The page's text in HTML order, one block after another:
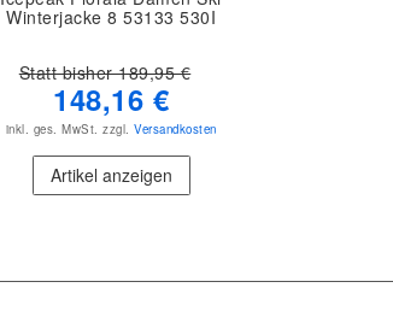
Winterjacke 8 53133 530I
Statt bisher 189,95 €
148,16 €
inkl. ges. MwSt. zzgl. Versandkosten
Artikel anzeigen